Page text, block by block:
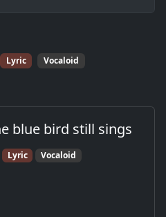
Lyric
Vocaloid
blue bird still sings
Lyric
Vocaloid